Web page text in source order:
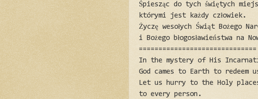
Śpiesząc do tych świętych
którymi jest każdy człowiek.
Życzę wesołych Świąt Bożego
i Bożego błogosławieństwa na
==============================
In the mystery of His
God cames to Earth to redeem
Let us hurry to the Holy
to every person.